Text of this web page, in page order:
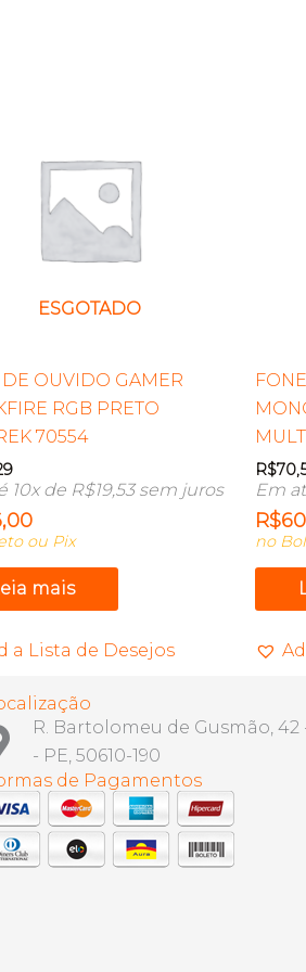
ESGOTADO
DE OUVIDO GAMER
RGB PRETO
70554
10x de R$19,53sem juros
ou Pix
mais
a Lista de Desejos
R$
Em
R$
no
R. Bartolomeu de Gusmão,
- PE, 50610-190
de Pagamentos